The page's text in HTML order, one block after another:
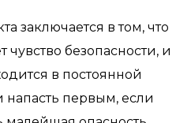
заключается в том, что
чувство безопасности, и
в постоянной
напасть первым, если